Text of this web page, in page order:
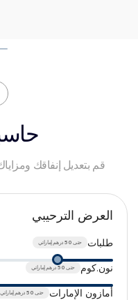
قم بتعديل إنفاقك ومزاياك
العرض الترحيبي
طلبات حتى 50 درهم إماراتي
نون.كوم حتى 50 درهم إماراتي
أمازون الإمارات حتى 50 درهم إماراتي